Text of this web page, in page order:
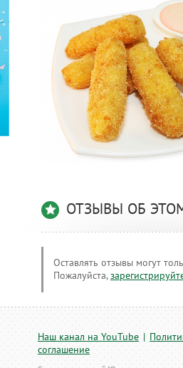
ОТЗЫВЫ ОБ
Оставлять отзывы могут
Пожалуйста,
Наш канал на YouTube |
соглашение